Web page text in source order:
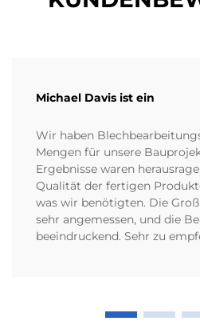
Michael Davis ist ein
Wir haben
Mengen für unsere
Ergebnisse waren
Qualität der fertigen
was wir benötigten. Die
sehr angemessen, und die
beeindruckend. Sehr zu